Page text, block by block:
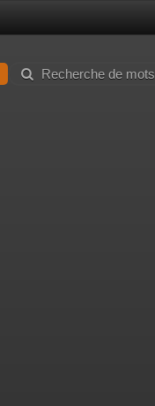
Recherche de mots